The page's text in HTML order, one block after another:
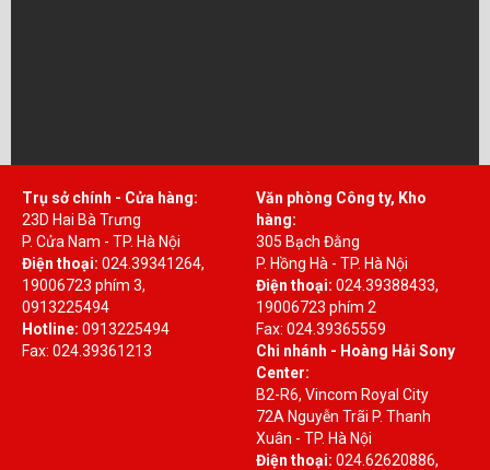
Trụ sở chính - Cửa hàng:
23D Hai Bà Trưng
P. Cửa Nam - TP. Hà Nội
Điện thoại: 024.39341264,
19006723 phím 3,
0913225494
Hotline: 0913225494
Fax: 024.39361213
Văn phòng Công ty, Kho
hàng:
305 Bạch Đằng
P. Hồng Hà - TP. Hà Nội
Điện thoại: 024.39388433,
19006723 phím 2
Fax: 024.39365559
Chi nhánh - Hoàng Hải Sony
Center:
B2-R6, Vincom Royal City
72A Nguyễn Trãi P. Thanh
Xuân - TP. Hà Nội
Điện thoại: 024.62620886,